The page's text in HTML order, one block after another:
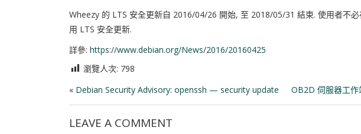
Wheezy 的 LTS 安全更新自 2016/04/26 開始, 至 2018/05/31 結束. 使用者不
用 LTS 安全更新.
詳參: https://www.debian.org/News/2016/20160425
瀏覽人次: 798
« Debian Security Advisory: openssh — security update OB2D 伺服器工
LEAVE A COMMENT